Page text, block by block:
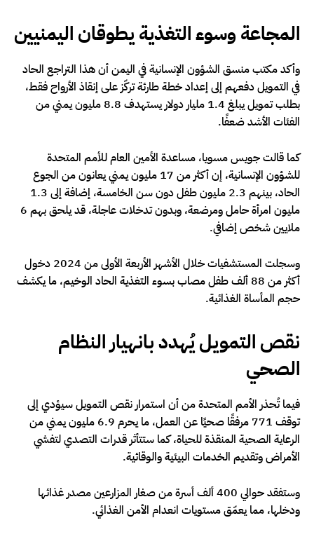
المجاعة وسوء التغذية يطوقان اليمنيين
وأكد مكتب منسق الشؤون الإنسانية في اليمن أن هذا التراجع الحاد
في التمويل دفعهم إلى إعداد خطة طارئة تركّز على إنقاذ الأرواح فقط،
بطلب تمويل يبلغ 1.4 مليار دولار يستهدف 8.8 مليون يمني من
الفئات الأشد ضعفًا.
كما قالت جويس مسويا، مساعدة الأمين العام للأمم المتحدة
للشؤون الإنسانية، إن أكثر من 17 مليون يمني يعانون من الجوع
الحاد، بينهم 2.3 مليون طفل دون سن الخامسة، إضافة إلى 1.3
مليون امرأة حامل ومرضعة، وبدون تدخلات عاجلة، قد يلحق بهم 6
ملايين شخص إضافي.
وسجلت المستشفيات خلال الأشهر الأربعة الأولى من 2024 دخول
أكثر من 88 ألف طفل مصاب بسوء التغذية الحاد الوخيم، ما يكشف
حجم المأساة الغذائية.
نقص التمويل يُهدد بانهيار النظام
الصحي
فيما تُحذر الأمم المتحدة من أن استمرار نقص التمويل سيؤدي إلى
توقف 771 مرفقًا صحيًا عن العمل، ما يحرم 6.9 مليون يمني من
الرعاية الصحية المنقذة للحياة، كما ستتأثر قدرات التصدي لتفشي
الأمراض وتقديم الخدمات البيئية والوقائية.
وستفقد حوالي 400 ألف أسرة من صغار المزارعين مصدر غذائها
ودخلها، مما يعمّق مستويات انعدام الأمن الغذائي.